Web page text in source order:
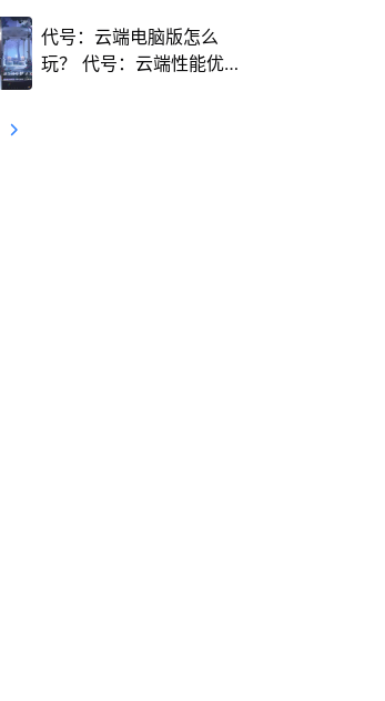
代号：云端电脑版怎么
玩？ 代号：云端性能优